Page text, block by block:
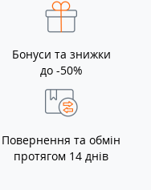
Бонуси та знижки
до -50%
Повернення та обмін
протягом 14 днів